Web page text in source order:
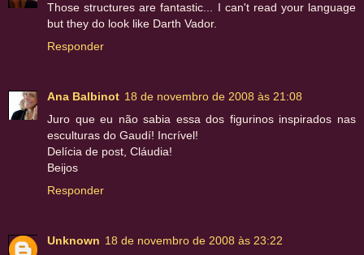
Those structures are fantastic... I can't read your language
but they do look like Darth Vador.
Responder
Ana Balbinot 18 de novembro de 2008 às 21:08
Juro que eu não sabia essa dos figurinos inspirados nas
esculturas do Gaudí! Incrível!
Delícia de post, Cláudia!
Beijos
Responder
Unknown 18 de novembro de 2008 às 23:22